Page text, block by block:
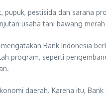
pestisida dan sarana
usaha tani bawang
Bank Indonesia
program, seperti
daerah. Karena itu,